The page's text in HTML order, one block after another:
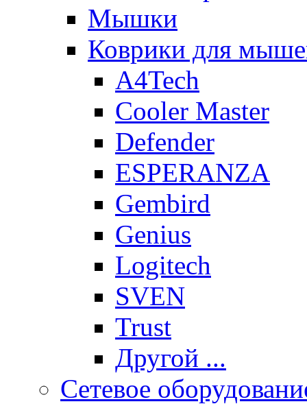
Мышки
Коврики для
A4Tech
Cooler Master
Defender
ESPERANZA
Gembird
Genius
Logitech
SVEN
Trust
Другой ...
Сетевое